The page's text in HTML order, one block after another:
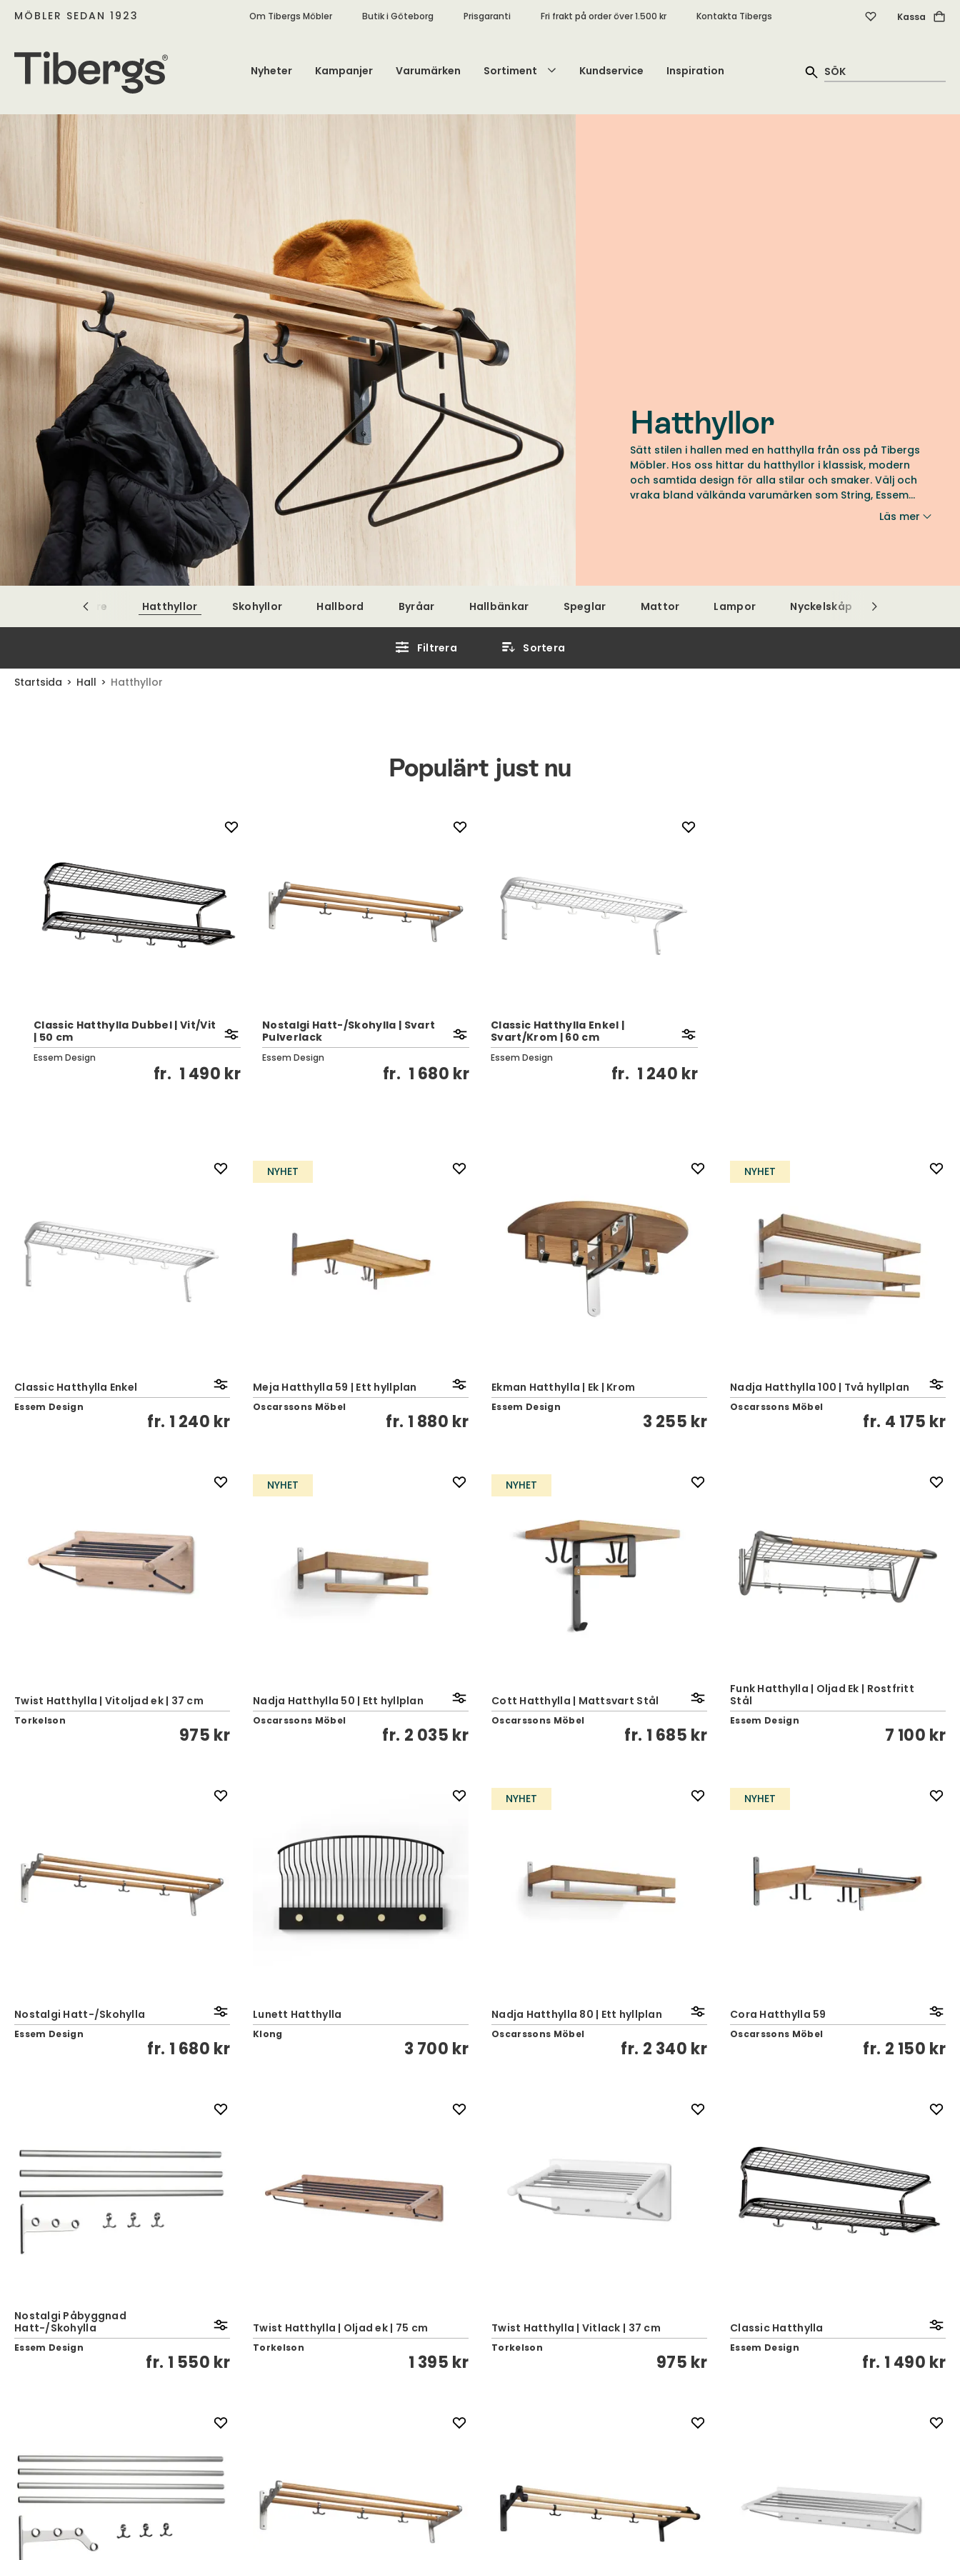
MÖBLER SEDAN 1923 Om Tibergs Möbler Butik i Göteborg Prisgaranti Fri frakt på order över 1.500 kr Kontakta Tibergs Kassa
Nyheter Kampanjer Varumärken Sortiment Kundservice Inspiration
Hatthyllor
Sätt stilen i hallen med en hatthylla från oss på Tibergs
Möbler. Hos oss hittar du hatthyllor i klassisk, modern
och samtida design för alla stilar och smaker. Välj och
vraka bland välkända varumärken som String, Essem
Design och Rowico Home. Välkommen att utforskaLäs mer
Klädhängare Hatthyllor Skohyllor Hallbord Byråar Hallbänkar Speglar Mattor Lampor Nyckelskåp
Filtrera Sortera
Startsida Hall Hatthyllor
Populärt just nu
Classic Hatthylla Dubbel | Vit/Vit
| 50 cm
Essem Design
fr. 1 490 kr
Nostalgi Hatt-/Skohylla | Svart
Pulverlack
Essem Design
fr. 1 680 kr
Classic Hatthylla Enkel |
Svart/Krom | 60 cm
Essem Design
fr. 1 240 kr
Classic Hatthylla Enkel
Essem Design
fr. 1 240 kr
NYHET
Meja Hatthylla 59 | Ett hyllplan
Oscarssons Möbel
fr. 1 880 kr
Ekman Hatthylla | Ek | Krom
Essem Design
3 255 kr
NYHET
Nadja Hatthylla 100 | Två hyllplan
Oscarssons Möbel
fr. 4 175 kr
Twist Hatthylla | Vitoljad ek | 37 cm
Torkelson
975 kr
NYHET
Nadja Hatthylla 50 | Ett hyllplan
Oscarssons Möbel
fr. 2 035 kr
NYHET
Cott Hatthylla | Mattsvart Stål
Oscarssons Möbel
fr. 1 685 kr
Funk Hatthylla | Oljad Ek | Rostfritt
Stål
Essem Design
7 100 kr
Nostalgi Hatt-/Skohylla
Essem Design
fr. 1 680 kr
Lunett Hatthylla
Klong
3 700 kr
NYHET
Nadja Hatthylla 80 | Ett hyllplan
Oscarssons Möbel
fr. 2 340 kr
NYHET
Cora Hatthylla 59
Oscarssons Möbel
fr. 2 150 kr
Nostalgi Påbyggnad
Hatt-/Skohylla
Essem Design
fr. 1 550 kr
Twist Hatthylla | Oljad ek | 75 cm
Torkelson
1 395 kr
Twist Hatthylla | Vitlack | 37 cm
Torkelson
975 kr
Classic Hatthylla
Essem Design
fr. 1 490 kr